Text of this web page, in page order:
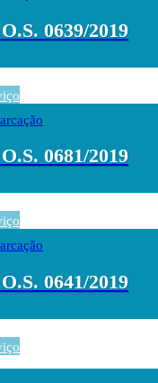
0639/2019
0681/2019
0641/2019